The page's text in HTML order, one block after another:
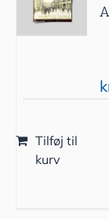
Tilføj til
kurv